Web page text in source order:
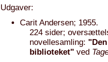
Udgaver:
Carit Andersen; 1955.
224 sider;
novellesamling:
biblioteket" ved